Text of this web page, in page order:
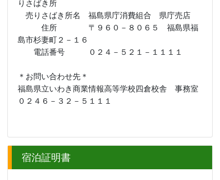
りさばき所
売りさばき所名 福島県庁消費組合 県庁売店
住所 〒９６０－８０６５ 福島県福
島市杉妻町２－１６
電話番号 ０２４－５２１－１１１１
＊お問い合わせ先＊
福島県立いわき商業情報高等学校四倉校舎 事務室
０２４６－３２－５１１１
宿泊証明書